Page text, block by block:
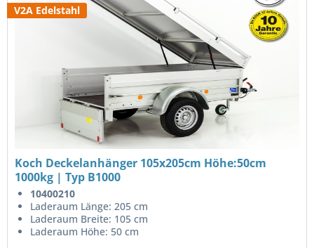
V2A Edelstahl
Koch Deckelanhänger 105x205cm Höhe:50cm
1000kg | Typ B1000
10400210
Laderaum Länge: 205 cm
Laderaum Breite: 105 cm
Laderaum Höhe: 50 cm